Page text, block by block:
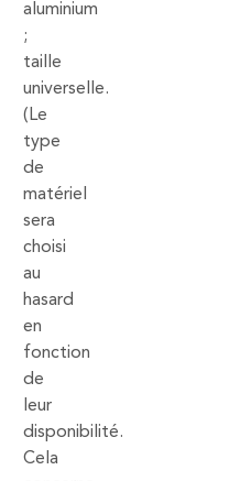
aluminium
;
taille
universelle.
(Le
type
de
matériel
sera
choisi
au
hasard
en
fonction
de
leur
disponibilité.
Cela